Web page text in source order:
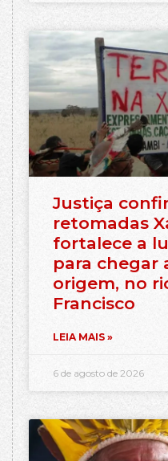
Justiça
retomadas
fortalece a
para chegar
origem, no
Francisco
LEIA MAIS »
6 de agosto de 2026